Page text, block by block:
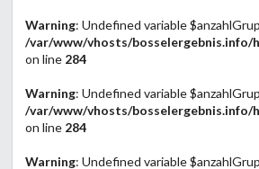
Warning: Undefined variable
/var/www/vhosts/
on line 284
Warning: Undefined variable
/var/www/vhosts/
on line 284
Warning: Undefined variable